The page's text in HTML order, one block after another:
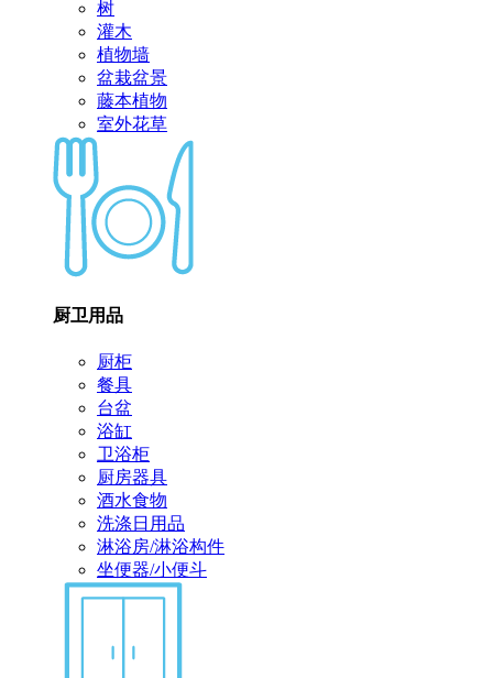
树
灌木
植物墙
盆栽盆景
藤本植物
室外花草
厨卫用品
厨柜
餐具
台盆
浴缸
卫浴柜
厨房器具
酒水食物
洗涤日用品
淋浴房/淋浴构件
坐便器/小便斗